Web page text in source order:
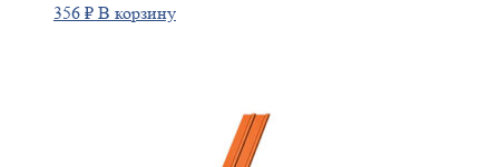
356 ₽ В корзину